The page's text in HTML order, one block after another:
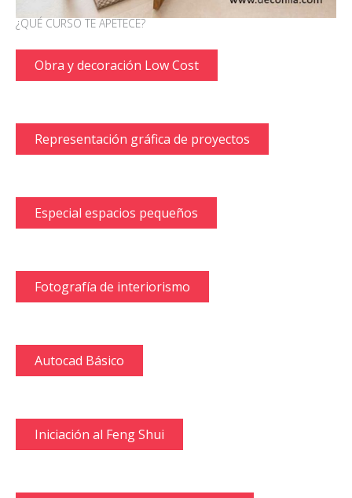
¿QUÉ CURSO TE APETECE?
Obra y decoración Low Cost
Representación gráfica de proyectos
Especial espacios pequeños
Fotografía de interiorismo
Autocad Básico
Iniciación al Feng Shui